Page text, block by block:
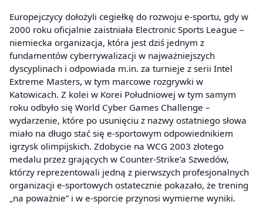
Europejczycy dołożyli cegiełkę do rozwoju e-sportu, gdy w
2000 roku oficjalnie zaistniała Electronic Sports League –
niemiecka organizacja, która jest dziś jednym z
fundamentów cyberrywalizacji w najważniejszych
dyscyplinach i odpowiada m.in. za turnieje z serii Intel
Extreme Masters, w tym marcowe rozgrywki w
Katowicach. Z kolei w Korei Południowej w tym samym
roku odbyło się World Cyber Games Challenge –
wydarzenie, które po usunięciu z nazwy ostatniego słowa
miało na długo stać się e-sportowym odpowiednikiem
igrzysk olimpijskich. Zdobycie na WCG 2003 złotego
medalu przez grających w Counter-Strike’a Szwedów,
którzy reprezentowali jedną z pierwszych profesjonalnych
organizacji e-sportowych ostatecznie pokazało, że trening
„na poważnie” i w e-sporcie przynosi wymierne wyniki.